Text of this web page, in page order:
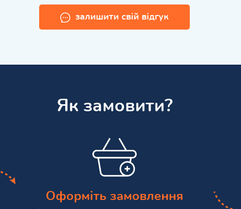
залишити свій відгук
Як замовити?
Оформіть замовлення